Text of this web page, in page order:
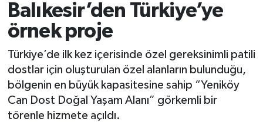
Balıkesir’den Türkiye’ye
örnek proje
Türkiye’de ilk kez içerisinde özel gereksinimli patili
dostlar için oluşturulan özel alanların bulunduğu,
bölgenin en büyük kapasitesine sahip “Yeniköy
Can Dost Doğal Yaşam Alanı” görkemli bir
törenle hizmete açıldı.